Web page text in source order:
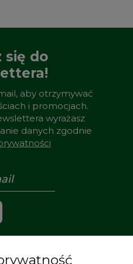
się do
aby otrzymywać
i promocjach.
wyrażasz
danych zgodnie